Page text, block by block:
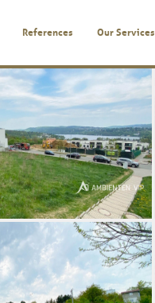
References Our Services